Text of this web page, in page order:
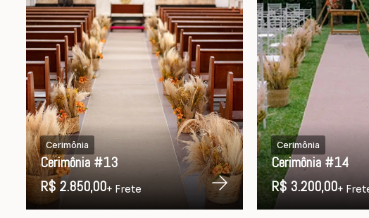
Cerimônia
Cerimônia #13
R$ 2.850,00+ Frete
Cerimônia
Cerimônia #14
R$ 3.200,00+